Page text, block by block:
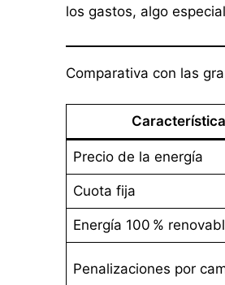
los gastos, algo
Comparativa con las
Característica
Precio de la energía
Cuota fija
Energía 100 %
Penalizaciones por